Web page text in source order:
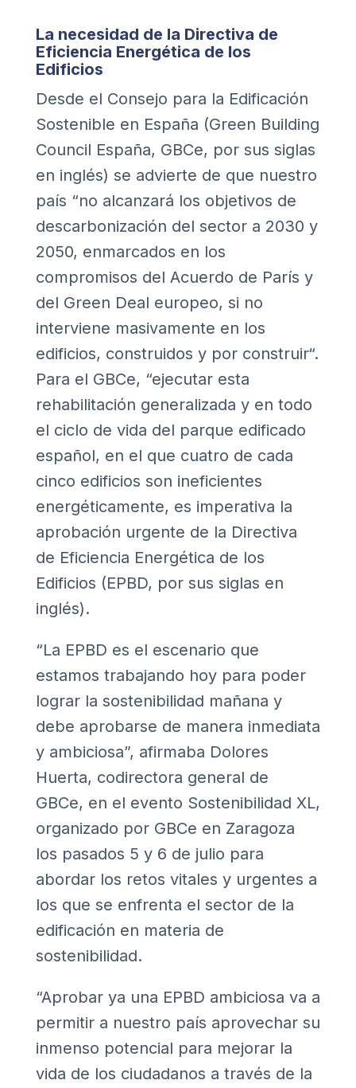
La necesidad de la Directiva de
Eficiencia Energética de los
Edificios
Desde el Consejo para la Edificación
Sostenible en España (Green Building
Council España, GBCe, por sus siglas
en inglés) se advierte de que nuestro
país “no alcanzará los objetivos de
descarbonización del sector a 2030 y
2050, enmarcados en los
compromisos del Acuerdo de París y
del Green Deal europeo, si no
interviene masivamente en los
edificios, construidos y por construir“.
Para el GBCe, “ejecutar esta
rehabilitación generalizada y en todo
el ciclo de vida del parque edificado
español, en el que cuatro de cada
cinco edificios son ineficientes
energéticamente, es imperativa la
aprobación urgente de la Directiva
de Eficiencia Energética de los
Edificios (EPBD, por sus siglas en
inglés).
“La EPBD es el escenario que
estamos trabajando hoy para poder
lograr la sostenibilidad mañana y
debe aprobarse de manera inmediata
y ambiciosa”, afirmaba Dolores
Huerta, codirectora general de
GBCe, en el evento Sostenibilidad XL,
organizado por GBCe en Zaragoza
los pasados 5 y 6 de julio para
abordar los retos vitales y urgentes a
los que se enfrenta el sector de la
edificación en materia de
sostenibilidad.
“Aprobar ya una EPBD ambiciosa va a
permitir a nuestro país aprovechar su
inmenso potencial para mejorar la
vida de los ciudadanos a través de la